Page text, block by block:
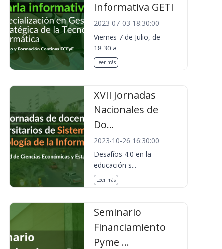
Informativa GETI
2023-07-03 18:30:00
Viernes 7 de Julio, de
18.30 a...
Leer más
XVII Jornadas
Nacionales de
Do...
2023-10-26 16:30:00
Desafíos 4.0 en la
educación s...
Leer más
Seminario
Financiamiento
Pyme ...